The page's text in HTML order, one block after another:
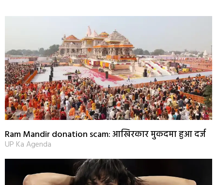
Ram Mandir donation scam: आखिरकार मुकदमा हुआ दर्ज
UP Ka Agenda